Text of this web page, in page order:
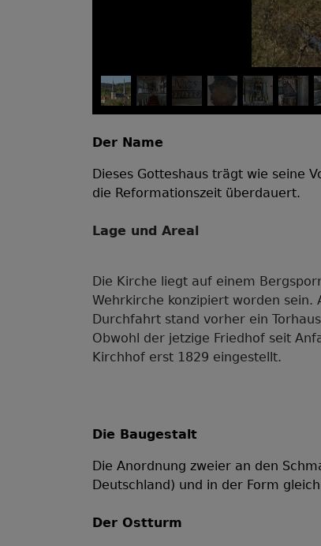
Der Name
Dieses Gotteshaus trägt wie seine
die Reformationszeit überdauert.
Lage und Areal
Die Kirche liegt auf einem
Wehrkirche konzipiert worden
Durchfahrt stand vorher ein
Obwohl der jetzige Friedhof seit
Kirchhof erst 1829 eingestellt.
Die Baugestalt
Die Anordnung zweier an den
Deutschland) und in der Form
Der Ostturm